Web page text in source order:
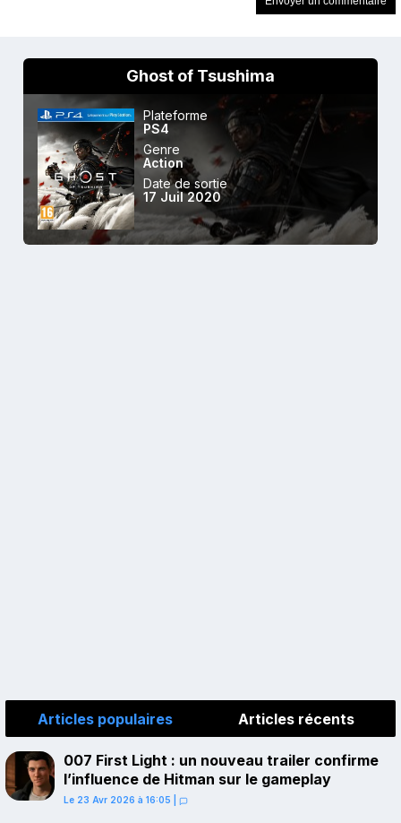
Ghost of Tsushima
Plateforme
PS4
Genre
Action
Date de sortie
17 Juil 2020
Articles populaires Articles récents
007 First Light : un nouveau trailer confirme
l’influence de Hitman sur le gameplay
Le 23 Avr 2026 à 16:05